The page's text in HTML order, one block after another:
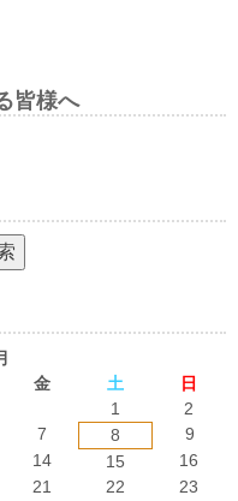
皆様へ
金 土
日
1
2
7 8
9
14 15
16
21 22
23